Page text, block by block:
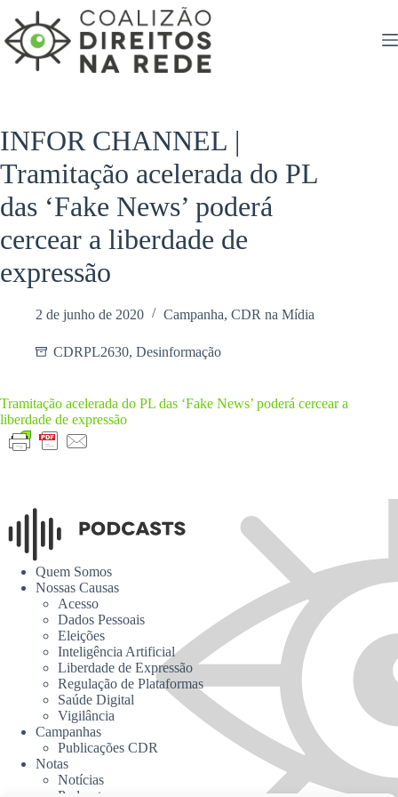
para
o
conteúdo
INFOR CHANNEL |
Tramitação acelerada do PL
das ‘Fake News’ poderá
cercear a liberdade de
expressão
2 de junho de 2020 Campanha, CDR na Mídia
CDRPL2630, Desinformação
Tramitação acelerada do PL das ‘Fake News’ poderá cercear a
liberdade de expressão
Quem Somos
Nossas Causas
Acesso
Dados Pessoais
Eleições
Inteligência Artificial
Liberdade de Expressão
Regulação de Plataformas
Saúde Digital
Vigilância
Campanhas
Publicações CDR
Notas
Notícias